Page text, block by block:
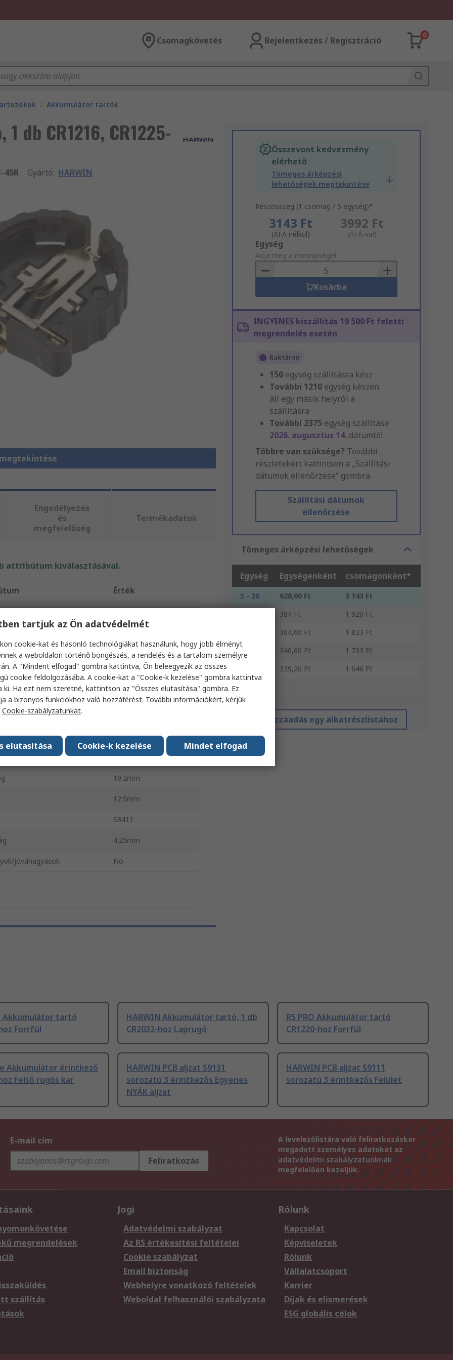
Csomagkövetés Bejelentkezés / Regisztráció
0
/ Akkumulátor tartók
db CR1216, CR1225-
45R Gyártó: HARWIN
Összevont kedvezmény
elérhető
Tömeges árképzési
lehetőségek megtekintése
Részösszeg (1 csomag / 5 egység)*
3143 Ft
(ÁFA nélkül)
3992 Ft
(ÁFÁ-val)
Add
to
Basket
Egység
Adja meg a mennyiséget
Kosárba
INGYENES kiszállítás 19 500 Ft feletti
megrendelés esetén
Raktáron
150 egység szállításra kész
További 1210 egység készen
áll egy másik helyről a
szállításra
További 2375 egység szállítása
2026. augusztus 14. dátumtól
Többre van szüksége? További
részletekért kattintson a „Szállítási
dátumok ellenőrzése” gombra.
Szállítási dátumok
ellenőrzése
Tömeges árképzési lehetőségek
Egység Egységenként csomagonként*
5 - 20 628,60 Ft
3 143 Ft
384 Ft
1 920 Ft
364,60 Ft
1 823 Ft
346,60 Ft
1 733 Ft
329,20 Ft 1 646 Ft
*irányár
Hozzáadás egy alkatrészlistához
Engedélyezés
és
megfelelőség
Termékadatok
attribútum kiválasztásával.
Érték
akkumulátorméret CR1216, CR1225
Akkumulátor tartó
típusa
Polifenilén-szulfid
Forrfül
19.2mm
12.5mm
S8411
4.25mm
jóváhagyások No
Akkumulátor tartó
Forrfül
HARWIN Akkumulátor tartó, 1 db
CR2032-hoz Laprugó
RS PRO Akkumulátor tartó
CR1220-hoz Forrfül
Akkumulátor érintkező
Felső rugós kar
HARWIN PCB aljzat S9131
sorozatú 3 érintkezős Egyenes
NYÁK aljzat
HARWIN PCB aljzat S9111
sorozatú 3 érintkezős Felület
E-mail cím
Feliratkozás
A levelezőlistára való feliratkozáskor
megadott személyes adatokat az
adatvédelmi szabályzatunknak
megfelelően kezeljük.
megrendelések
szállítás
Jogi
Adatvédelmi szabályzat
Az RS értékesítési feltételei
Cookie szabályzat
Email biztonság
Webhelyre vonatkozó feltételek
Weboldal felhasználói szabályzata
Rólunk
Kapcsolat
Képviseletek
Rólunk
Vállalatcsoport
Karrier
Díjak és elismerések
ESG globális célok
tartjuk az Ön adatvédelmét
cookie-kat és hasonló technológiákat használunk, hogy jobb élményt
a weboldalon történő böngészés, a rendelés és a tartalom személyre
A "Mindent elfogad" gombra kattintva, Ön beleegyezik az összes
cookie feldolgozásába. A cookie-kat a "Cookie-k kezelése" gombra kattintva
ki. Ha ezt nem szeretné, kattintson az "Összes elutasítása" gombra. Ez
a bizonyos funkciókhoz való hozzáférést. További információkért, kérjük
Cookie-szabályzatunkat.
Mindet elfogad
Cookie-k kezelése
elutasítása